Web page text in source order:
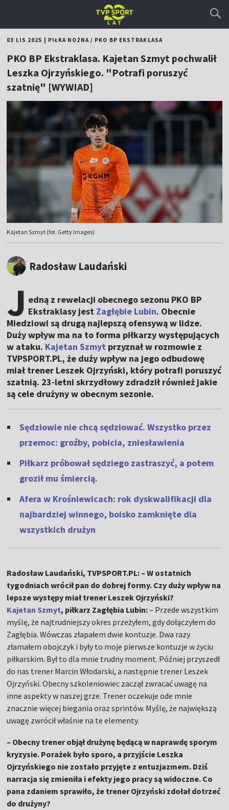
03 LIS 2025 PIŁKA NOŻNA/ PKO BP EKSTRAKLASA
PKO BP Ekstraklasa. Kajetan Szmyt pochwalił
Leszka Ojrzyńskiego. "Potrafi poruszyć
szatnię" [WYWIAD]
Kajetan Szmyt (fot. Getty Images)
Radosław Laudański
J edną z rewelacji obecnego sezonu PKO BP
Ekstraklasy jest Zagłębie Lubin. Obecnie
Miedziowi są drugą najlepszą ofensywą w lidze.
Duży wpływ ma na to forma piłkarzy występujących
w ataku. Kajetan Szmyt przyznał w rozmowie z
TVPSPORT.PL, że duży wpływ na jego odbudowę
miał trener Leszek Ojrzyński, który potrafi poruszyć
szatnią. 23-letni skrzydłowy zdradził również jakie
są cele drużyny w obecnym sezonie.
Sędziowie nie chcą sędziować. Wszystko przez
przemoc: groźby, pobicia, zniesławienia
Piłkarz próbował sędziego zastraszyć, a potem
groził mu śmiercią.
Afera w Krośniewicach: rok dyskwalifikacji dla
najbardziej winnego, boisko zamknięte dla
wszystkich drużyn
Radosław Laudański, TVPSPORT.PL: – W ostatnich
tygodniach wrócił pan do dobrej formy. Czy duży wpływ na
lepsze występy miał trener Leszek Ojrzyński?
Kajetan Szmyt, piłkarz Zagłębia Lubin:– Przede wszystkim
myślę, że najtrudniejszy okres przeżyłem, gdy dołączyłem do
Zagłębia. Wówczas złapałem dwie kontuzje. Dwa razy
złamałem obojczyk i były to moje pierwsze kontuzje w życiu
piłkarskim. Był to dla mnie trudny moment. Później przyszedł
do nas trener Marcin Włodarski, a następnie trener Leszek
Ojrzyński. Obecny szkoleniowiec zaczął zwracać uwagę na
inne aspekty w naszej grze. Trener oczekuje ode mnie
znacznie więcej biegania oraz sprintów. Myślę, że największą
uwagę zwrócił właśnie na te elementy.
– Obecny trener objął drużynę będącą w naprawdę sporym
kryzysie. Porażek było sporo, a przyjście Leszka
Ojrzyńskiego nie zostało przyjęte z entuzjazmem. Dziś
narracja się zmieniła i efekty jego pracy są widoczne. Co
pana zdaniem sprawiło, że trener Ojrzyński zdołał dotrzeć
do drużyny?